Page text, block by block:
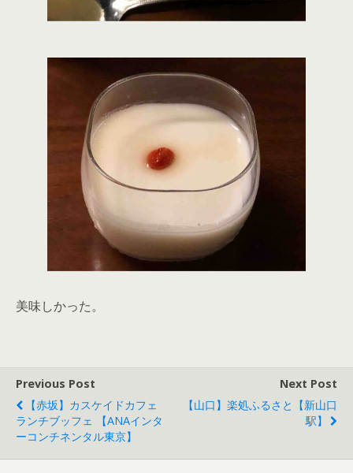
美味しかった。
Previous Post
【赤坂】カスケイドカフェ
ランチブッフェ 【ANAインタ
ーコンチネンタル東京】
Next Post
【山口】楽処ふるさと【新山口
駅】